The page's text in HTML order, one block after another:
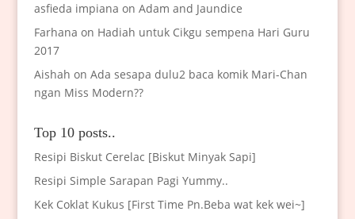
asfieda impiana on Adam and Jaundice
Farhana on Hadiah untuk Cikgu sempena Hari Guru
2017
Aishah on Ada sesapa dulu2 baca komik Mari-Chan
ngan Miss Modern??
Top 10 posts..
Resipi Biskut Cerelac [Biskut Minyak Sapi]
Resipi Simple Sarapan Pagi Yummy..
Kek Coklat Kukus [First Time Pn.Beba wat kek wei~]